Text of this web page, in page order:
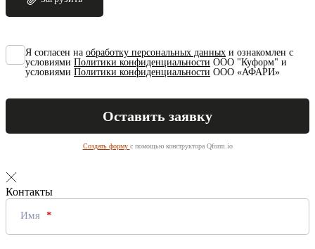
Я согласен на обработку персональных данных и ознакомлен с
условиями Политики конфиденциальности ООО "Куформ" и
условиями Политики конфиденциальности ООО «АФАРИ»
Создать форму с помощью конструктора Qform.io
Контакты
Имя